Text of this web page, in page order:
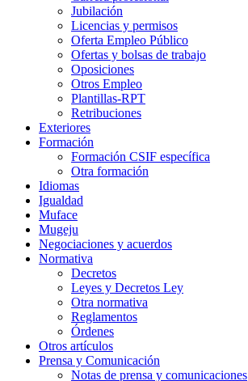
Jubilación
Licencias y permisos
Oferta Empleo Público
Ofertas y bolsas de trabajo
Oposiciones
Otros Empleo
Plantillas-RPT
Retribuciones
Exteriores
Formación
Formación CSIF específica
Otra formación
Idiomas
Igualdad
Muface
Mugeju
Negociaciones y acuerdos
Normativa
Decretos
Leyes y Decretos Ley
Otra normativa
Reglamentos
Órdenes
Otros artículos
Prensa y Comunicación
Notas de prensa y comunicaciones